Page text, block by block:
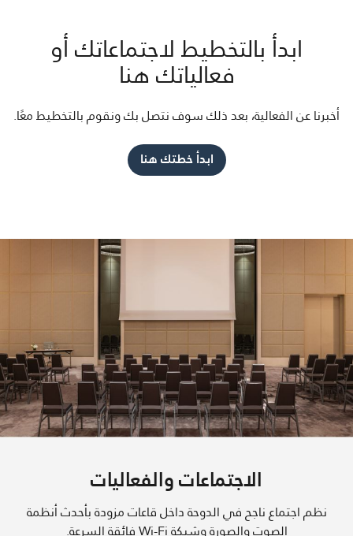
ابدأ بالتخطيط لاجتماعاتك أو
فعالياتك هنا
أخبرنا عن الفعالية، بعد ذلك سوف نتصل بك ونقوم بالتخطيط معًا.
ابدأ خطتك هنا
الاجتماعات والفعاليات
نظم اجتماع ناجح في الدوحة داخل قاعات مزودة بأحدث أنظمة
الصوت والصورة وشبكة Wi-Fi فائقة السرعة.